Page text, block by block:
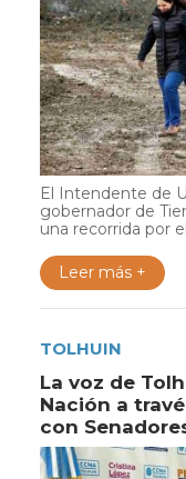
El Intendente de
gobernador de
una recorrida por
Leer más +
TOLHUIN
La voz de
Nación a
con